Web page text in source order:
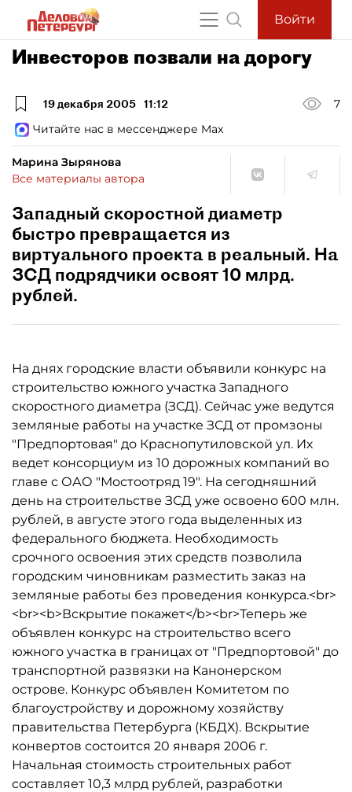
Войти
Инвесторов позвали на дорогу
19 декабря 2005 11:12
7
Читайте нас в мессенджере Max
Марина Зырянова
Все материалы автора
Западный скоростной диаметр
быстро превращается из
виртуального проекта в реальный. На
ЗСД подрядчики освоят 10 млрд.
рублей.
На днях городские власти объявили конкурс на
строительство южного участка Западного
скоростного диаметра (ЗСД). Сейчас уже ведутся
земляные работы на участке ЗСД от промзоны
"Предпортовая" до Краснопутиловской ул. Их
ведет консорциум из 10 дорожных компаний во
главе с ОАО "Мостоотряд 19". На сегодняшний
день на строительстве ЗСД уже освоено 600 млн.
рублей, в августе этого года выделенных из
федерального бюджета. Необходимость
срочного освоения этих средств позволила
городским чиновникам разместить заказ на
земляные работы без проведения конкурса.<br>
<br><b>Вскрытие покажет</b><br>Теперь же
объявлен конкурс на строительство всего
южного участка в границах от "Предпортовой" до
транспортной развязки на Канонерском
острове. Конкурс объявлен Комитетом по
благоустройству и дорожному хозяйству
правительства Петербурга (КБДХ). Вскрытие
конвертов состоится 20 января 2006 г.
Начальная стоимость строительных работ
составляет 10,3 млрд рублей, разработки